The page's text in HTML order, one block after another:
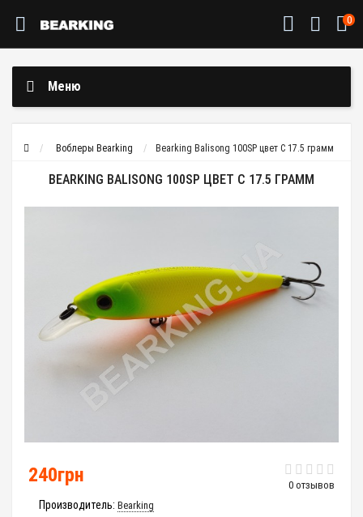
0
Меню
Воблеры Bearking Bearking Balisong 100SP цвет C 17.5 грамм
BEARKING BALISONG 100SP ЦВЕТ C 17.5 ГРАММ
0 отзывов
240грн
Производитель: Bearking